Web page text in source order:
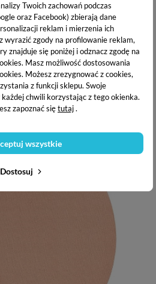
Twoich zachowań podczas
oraz Facebook) zbierają dane
reklam i mierzenia ich
wyrazić zgody na profilowanie reklam,
znajduje się poniżej i odznacz zgodę na
Masz możliwość dostosowania
Możesz zrezygnować z cookies,
z funkcji sklepu. Swoje
chwili korzystając z tego okienka.
zapoznać siętutaj.
Dostosuj
wszystkie
partie ud przed otarciami.
, szortów czy opasek. Idealne
myślą nie tylko o udach, mogą być
ciała. Produkt wielokrotnego
16%